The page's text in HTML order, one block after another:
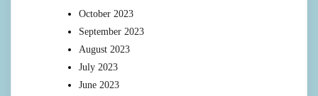
October 2023
September 2023
August 2023
July 2023
June 2023